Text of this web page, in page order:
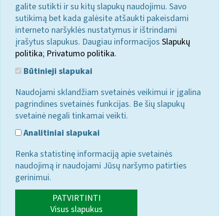
galite sutikti ir su kitų slapukų naudojimu. Savo
sutikimą bet kada galėsite atšaukti pakeisdami
interneto naršyklės nustatymus ir ištrindami
įrašytus slapukus. Daugiau informacijos Slapukų
politika; Privatumo politika.
Būtinieji slapukai
Naudojami sklandžiam svetainės veikimui ir įgalina
pagrindines svetainės funkcijas. Be šių slapukų
svetainė negali tinkamai veikti.
Analitiniai slapukai
Renka statistinę informaciją apie svetainės
naudojimą ir naudojami Jūsų naršymo patirties
gerinimui.
PATVIRTINTI
Visus slapukus